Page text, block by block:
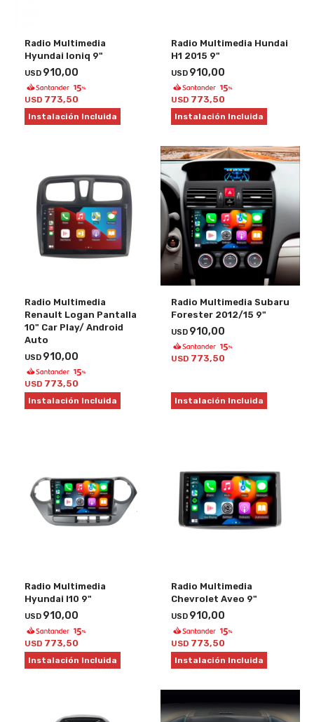
Radio Multimedia
Hyundai Ioniq 9"
USD 910,00
USD 773,50
Instalación Incluida
Radio Multimedia Hundai
H1 2015 9"
USD 910,00
USD 773,50
Instalación Incluida
Radio Multimedia
Renault Logan Pantalla
10" Car Play/ Android
Auto
USD 910,00
USD 773,50
Instalación Incluida
Radio Multimedia Subaru
Forester 2012/15 9"
USD 910,00
USD 773,50
Instalación Incluida
Radio Multimedia
Hyundai I10 9"
USD 910,00
USD 773,50
Instalación Incluida
Radio Multimedia
Chevrolet Aveo 9"
USD 910,00
USD 773,50
Instalación Incluida